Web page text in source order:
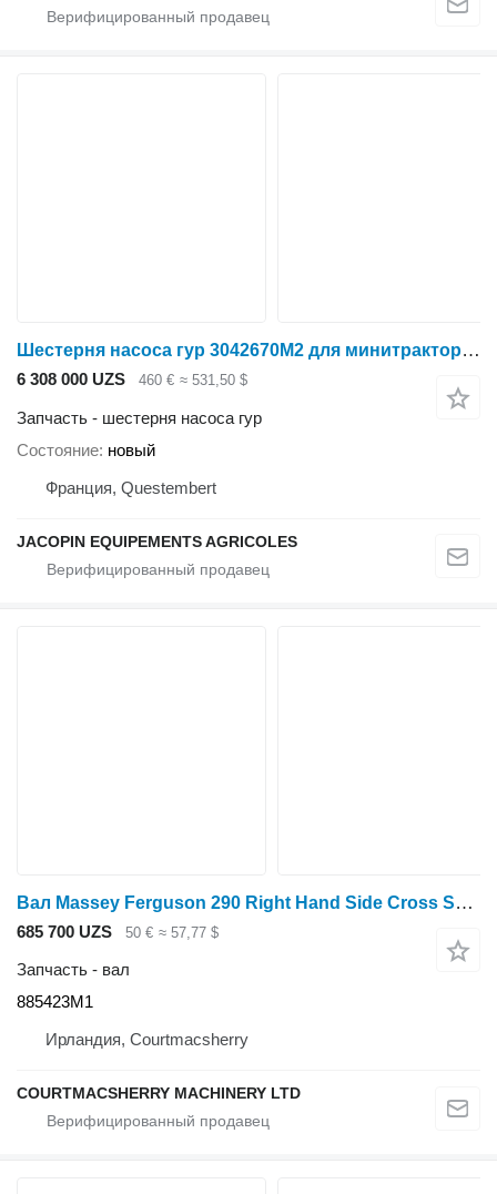
Шестерня насоса гур 3042670M2 для минитрактора Massey Ferguson 2600 2700 360
6 308 000 UZS 460 € ≈ 531,50 $
Запчасть - шестерня насоса гур
Состояние новый
Франция, Questembert
JACOPIN EQUIPEMENTS AGRICOLES
Вал Massey Ferguson 290 Right Hand Side Cross Shaft Arm 885423m1 885423M1 для минитрактора Massey Ferguson 290
685 700 UZS 50 € ≈ 57,77 $
Запчасть - вал
885423M1
Ирландия, Courtmacsherry
COURTMACSHERRY MACHINERY LTD